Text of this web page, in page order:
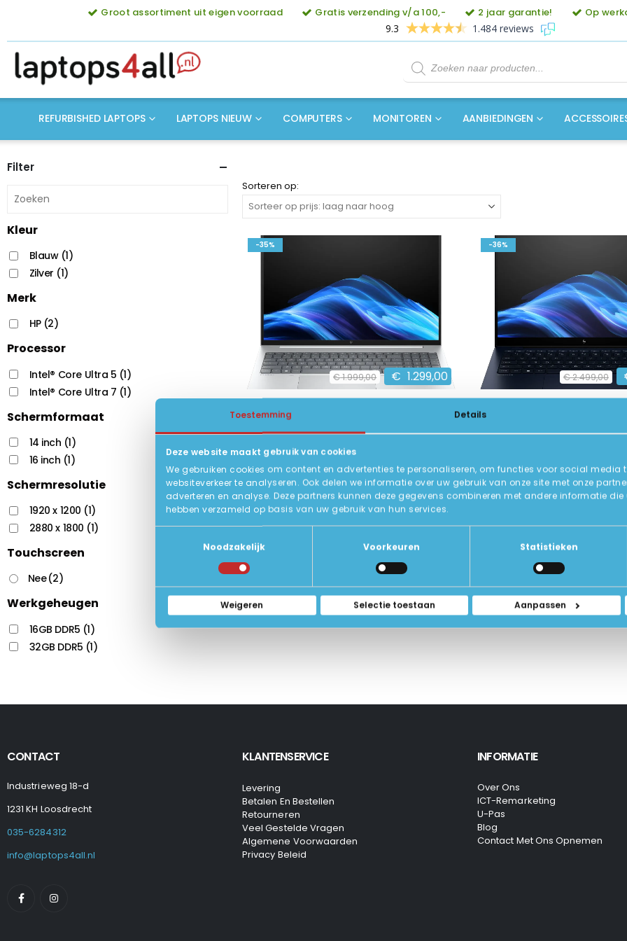
Toestemming Details
Deze website maakt gebruik van cookies
We gebruiken cookies om content en advertenties te personaliseren, om functies voor social media
websiteverkeer te analyseren. Ook delen we informatie over uw gebruik van onze site met onze
adverteren en analyse. Deze partners kunnen deze gegevens combineren met andere informatie die
hebben verzameld op basis van uw gebruik van hun services.
Noodzakelijk
Voorkeuren Statistieken
Weigeren Selectie toestaan Aanpassen
Groot assortiment uit eigen voorraad Gratis verzending v/a 100,- 2 jaar garantie!
Op
9.3
1.484 reviews
Producten
zoeken
REFURBISHED LAPTOPS LAPTOPS NIEUW COMPUTERS MONITOREN AANBIEDINGEN
Sorteren op:
-35%
€1.999,00 € 1.299,00
HP EliteBook 8 G1i 16 U5
Intel Core Ultra 5
16GB DDR5, 256GB SSD
Status:
10 Nieuw
BEKIJK HIER/OPTIES
-36%
€2.499,00
HP EliteBook Ultra G1i 14 AI
32GB DDR5, 1TB NVMe SSD
Status:
10 Als nieuw
Filter
Kleur
Blauw (1)
Zilver (1)
Merk
HP (2)
Processor
Intel® Core Ultra 5 (1)
Intel® Core Ultra 7 (1)
Schermformaat
14 inch (1)
16 inch (1)
Schermresolutie
1920 x 1200 (1)
2880 x 1800 (1)
Touchscreen
Nee(2)
Werkgeheugen
16GB DDR5 (1)
32GB DDR5 (1)
CONTACT
Industrieweg 18-d
1231 KH Loosdrecht
035-6284312
info@laptops4all.nl
KLANTENSERVICE
Levering
Betalen En Bestellen
Retourneren
Veel Gestelde Vragen
Algemene Voorwaarden
Privacy Beleid
INFORMATIE
Over Ons
ICT-Remarketing
U-Pas
Blog
Contact Met Ons Opnemen